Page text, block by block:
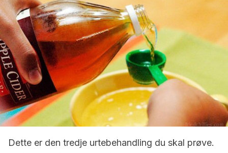
Dette er den tredje urtebehandling du skal prøve.